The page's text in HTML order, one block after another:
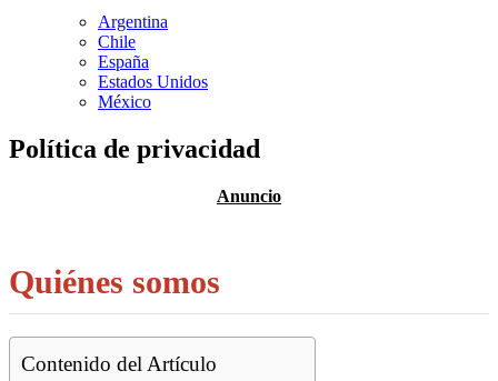
Argentina
Chile
España
Estados Unidos
México
Política de privacidad
Quiénes somos
Contenido del Artículo